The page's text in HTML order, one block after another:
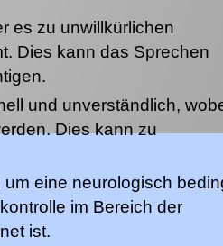
es zu unwillkürlichen
Dies kann das Sprechen
und unverständlich,
Dies kann zu
eine neurologisch
im Bereich der
ist.